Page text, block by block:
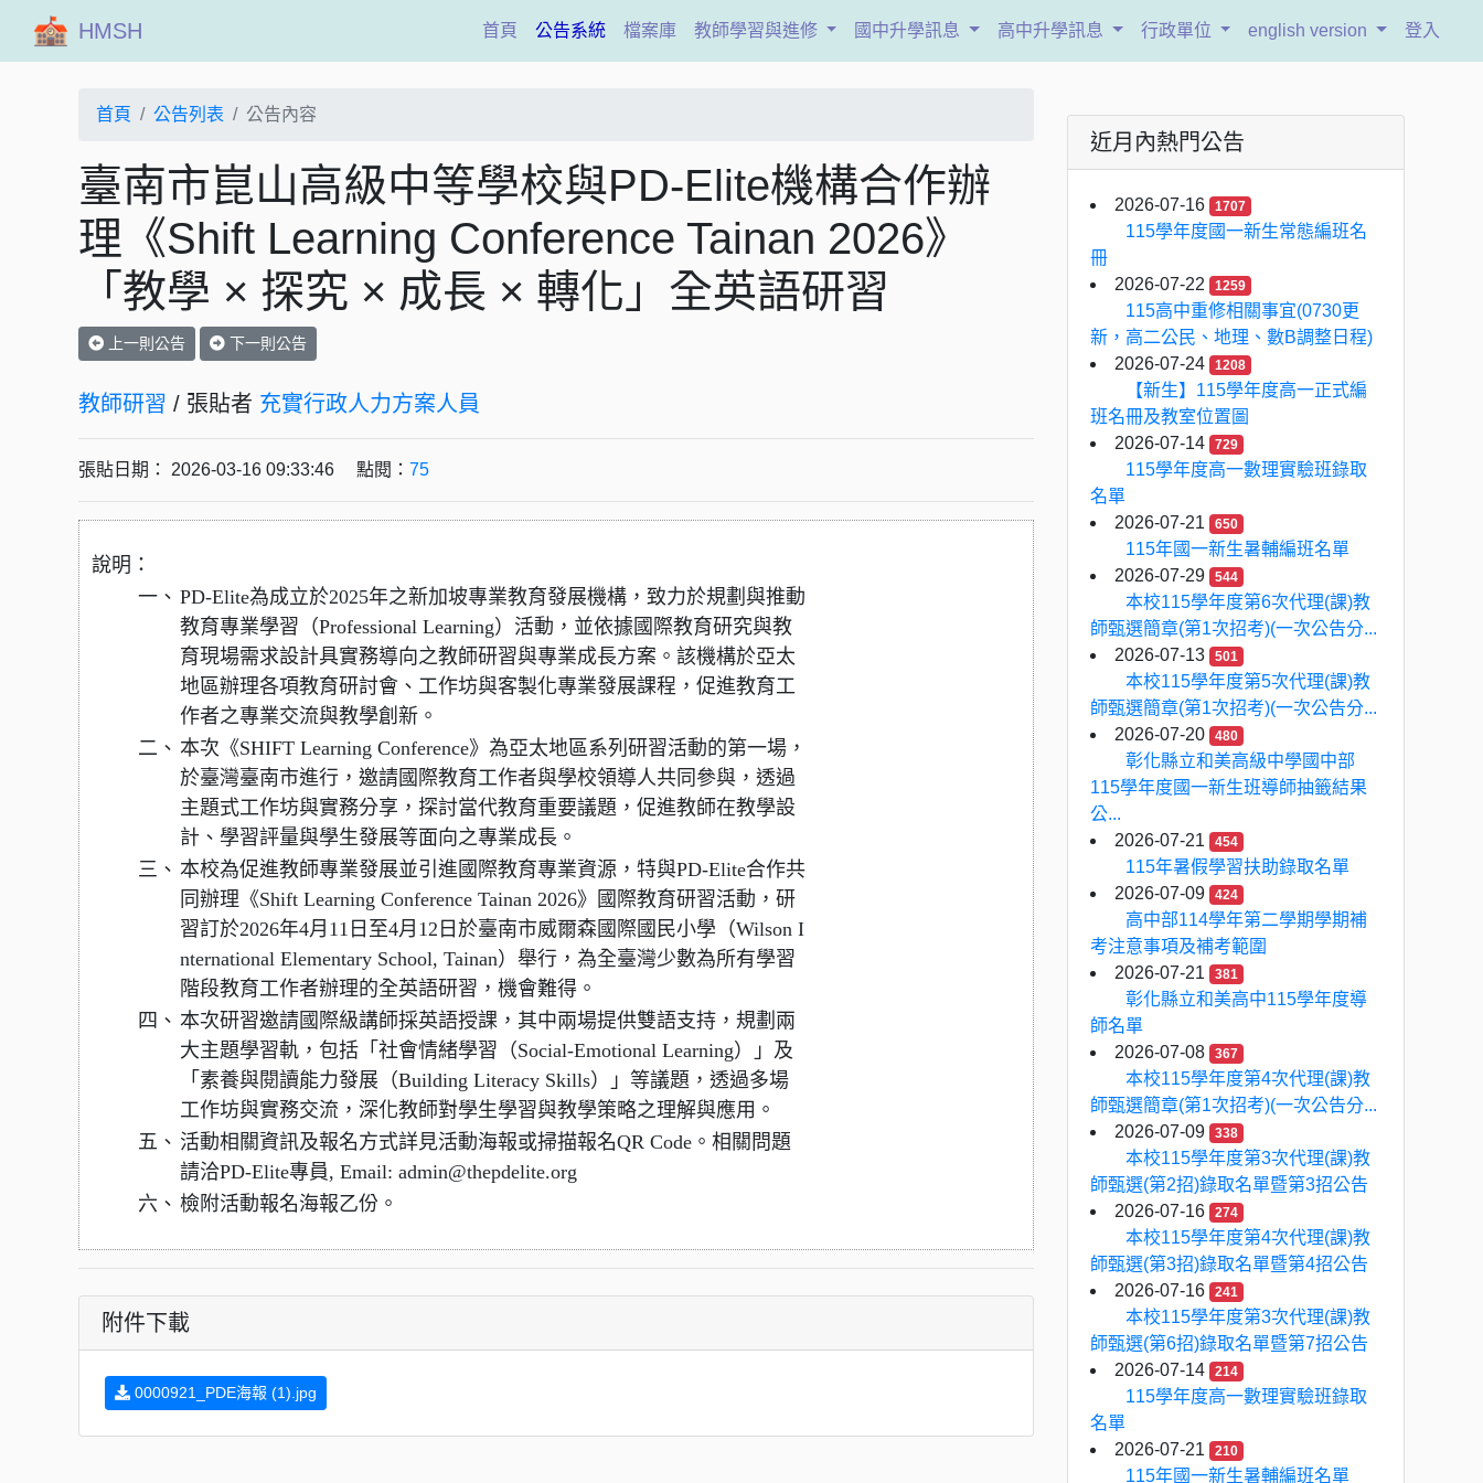
HMSH 首頁(current)
公告系統 檔案庫 教師學習與進修 國中升學訊息 高中升學訊息 行政單位 english version 登入
首頁 公告列表 公告內容
臺南市崑山高級中等學校與PD-Elite機構合作辦
理《Shift Learning Conference Tainan 2026》
「教學 × 探究 × 成長 × 轉化」全英語研習
上一則公告 下一則公告
教師研習 / 張貼者 充實行政人力方案人員
張貼日期： 2026-03-16 09:33:46 點閱： 75
說明：
一、 PD-Elite為成立於2025年之新加坡專業教育發展機構，致力於規劃與推動
教育專業學習（Professional Learning）活動，並依據國際教育研究與教
育現場需求設計具實務導向之教師研習與專業成長方案。該機構於亞太
地區辦理各項教育研討會、工作坊與客製化專業發展課程，促進教育工
作者之專業交流與教學創新。
二、 本次《SHIFT Learning Conference》為亞太地區系列研習活動的第一場，
於臺灣臺南市進行，邀請國際教育工作者與學校領導人共同參與，透過
主題式工作坊與實務分享，探討當代教育重要議題，促進教師在教學設
計、學習評量與學生發展等面向之專業成長。
三、 本校為促進教師專業發展並引進國際教育專業資源，特與PD-Elite合作共
同辦理《Shift Learning Conference Tainan 2026》國際教育研習活動，研
習訂於2026年4月11日至4月12日於臺南市威爾森國際國民小學（Wilson I
nternational Elementary School, Tainan）舉行，為全臺灣少數為所有學習
階段教育工作者辦理的全英語研習，機會難得。
四、 本次研習邀請國際級講師採英語授課，其中兩場提供雙語支持，規劃兩
大主題學習軌，包括「社會情緒學習（Social-Emotional Learning）」及
「素養與閱讀能力發展（Building Literacy Skills）」等議題，透過多場
工作坊與實務交流，深化教師對學生學習與教學策略之理解與應用。
五、 活動相關資訊及報名方式詳見活動海報或掃描報名QR Code。相關問題
請洽PD-Elite專員, Email: admin@thepdelite.org
六、 檢附活動報名海報乙份。
附件下載
0000921_PDE海報 (1).jpg
近月內熱門公告
2026-07-16 1707
115學年度國一新生常態編班名
冊
2026-07-22
1259
115高中重修相關事宜(0730更
新，高二公民、地理、數B調整日程)
2026-07-24
1208
【新生】115學年度高一正式編
班名冊及教室位置圖
2026-07-14
729
115學年度高一數理實驗班錄取
名單
2026-07-21
650
115年國一新生暑輔編班名單
2026-07-29
544
本校115學年度第6次代理(課)教
師甄選簡章(第1次招考)(一次公告分...
2026-07-13
501
本校115學年度第5次代理(課)教
師甄選簡章(第1次招考)(一次公告分...
2026-07-20
480
彰化縣立和美高級中學國中部
115學年度國一新生班導師抽籤結果
公...
2026-07-21
454
115年暑假學習扶助錄取名單
2026-07-09
424
高中部114學年第二學期學期補
考注意事項及補考範圍
2026-07-21
381
彰化縣立和美高中115學年度導
師名單
2026-07-08
367
本校115學年度第4次代理(課)教
師甄選簡章(第1次招考)(一次公告分...
2026-07-09
338
本校115學年度第3次代理(課)教
師甄選(第2招)錄取名單暨第3招公告
2026-07-16
274
本校115學年度第4次代理(課)教
師甄選(第3招)錄取名單暨第4招公告
2026-07-16
241
本校115學年度第3次代理(課)教
師甄選(第6招)錄取名單暨第7招公告
2026-07-14
214
115學年度高一數理實驗班錄取
名單
2026-07-21
210
115年國一新生暑輔編班名單